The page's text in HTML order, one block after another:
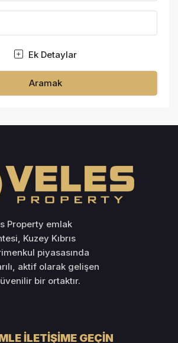
Ek Detaylar
Aramak
Property emlak
Kuzey Kıbrıs
piyasasında
aktif olarak gelişen
bir ortaktır.
İLETIŞIME GEÇIN